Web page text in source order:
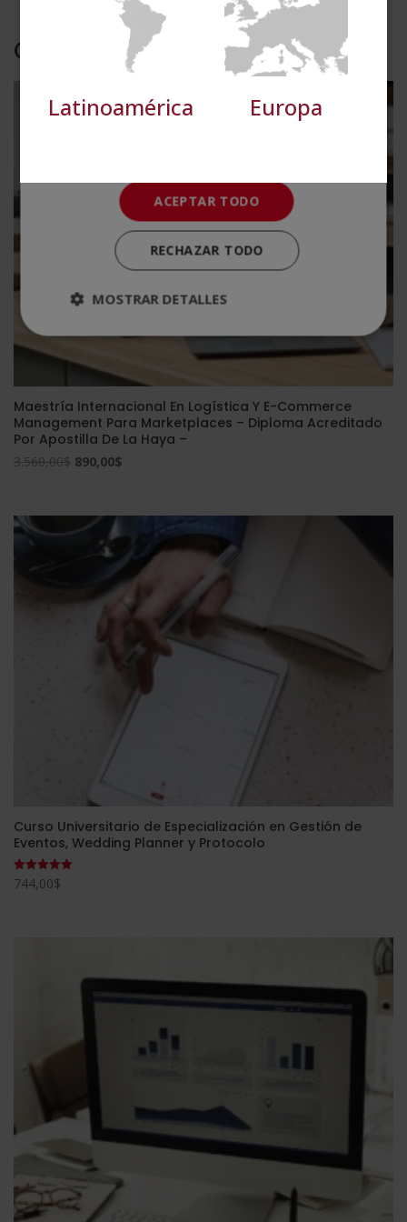
Otras titulaciones
Maestría Internacional En Logística Y E-Commerce
Management Para Marketplaces – Diploma Acreditado
Por Apostilla De La Haya –
3.560,00$ El
era:
3.560,00$.
890,00$
890,00$.
Curso Universitario de Especialización en Gestión de
Eventos, Wedding Planner y Protocolo
Valorado
con
744,00$
Latinoamérica Europa
Cookies de
preferencias
Cookies de
funcionalidad
Cookies no clasificadas
ACEPTAR TODO
RECHAZAR TODO
MOSTRAR DETALLES